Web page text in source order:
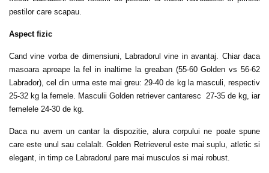
pestilor care scapau.
Aspect fizic
Cand vine vorba de dimensiuni, Labradorul vine in avantaj. Chiar daca
masoara aproape la fel in inaltime la greaban (55-60 Golden vs 56-62
Labrador), cel din urma este mai greu: 29-40 de kg la masculi, respectiv
25-32 kg la femele. Masculii Golden retriever cantaresc 27-35 de kg, iar
femelele 24-30 de kg.
Daca nu avem un cantar la dispozitie, alura corpului ne poate spune
care este unul sau celalalt. Golden Retrieverul este mai suplu, atletic si
elegant, in timp ce Labradorul pare mai musculos si mai robust.